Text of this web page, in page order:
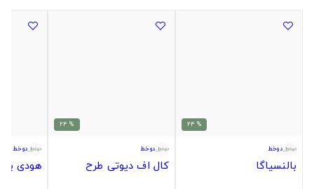
% 24
دوخط
بالنسیاگا
% 24
دوخط
کال اف دیوتی طرح
دوخط
هودی بتمن